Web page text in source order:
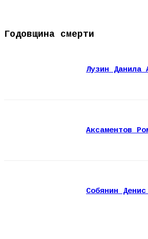
Годовщина смерти
Лузин Данила
Аксаментов
Собянин